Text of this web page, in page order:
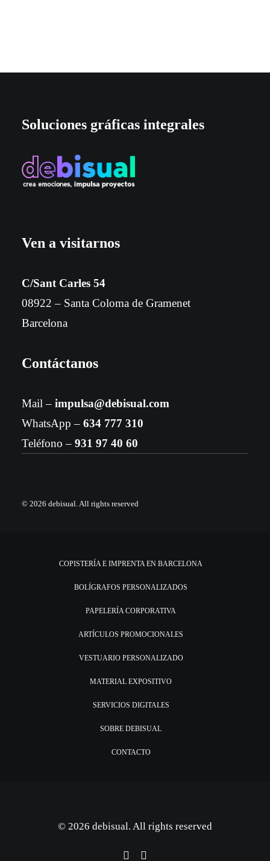
Soluciones gráficas integrales
Ven a visitarnos
C/Sant Carles 54
08922 – Santa Coloma de Gramenet
Barcelona
Contáctanos
Mail – impulsa@debisual.com
WhatsApp – 634 777 310
Teléfono – 931 97 40 60
© 2026 debisual.All rights reserved
COPISTERÍA E IMPRENTA EN BARCELONA
BOLÍGRAFOS PERSONALIZADOS
PAPELERÍA CORPORATIVA
ARTÍCULOS PROMOCIONALES
VESTUARIO PERSONALIZADO
MATERIAL EXPOSITIVO
SERVICIOS DIGITALES
SOBRE DEBISUAL
CONTACTO
© 2026 debisual. All rights reserved